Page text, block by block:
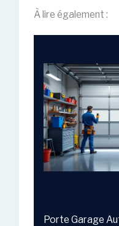
À lire également :
Porte Garage